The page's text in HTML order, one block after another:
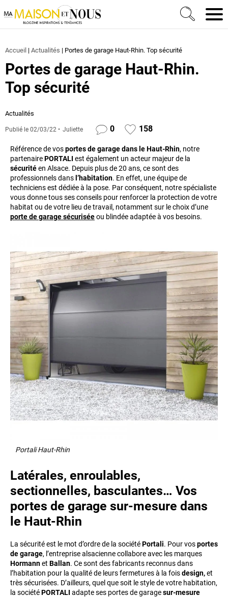
Ma Maison et Nous Construction, rénovation &
Accueil | Actualités | Portes de garage Haut-Rhin. Top sécurité
Portes de garage Haut-Rhin.
Top sécurité
Actualités
Publié le 02/03/22 Juliette 0 158
Référence de vosportes de garage dans le Haut-Rhin, notre
partenairePORTALI est également un acteur majeur de la
sécuritéen Alsace. Depuis plus de 20 ans, ce sont des
professionnels dans l’habitation. En effet, une équipe de
techniciens est dédiée à la pose. Par conséquent, notre spécialiste
vous donne tous ses conseils pour renforcer la protection de votre
habitat ou de votre lieu de travail, notamment sur le choix d’une
porte de garage sécuriséeou blindée adaptée à vos besoins.
Portali Haut-Rhin
Latérales, enroulables,
sectionnelles, basculantes… Vos
portes de garage sur-mesure dans
le Haut-Rhin
La sécurité est le mot d’ordre de la sociétéPortali. Pour vosportes
de garage, l’entreprise alsacienne collabore avec les marques
Hormannet Ballan. Ce sont des fabricants reconnus dans
l’habitation pour la qualité de leurs fermetures à la foisdesign,et
très sécurisées. D’ailleurs, quel que soit le style de votre habitation,
la sociétéPORTALI adapte ses portes de garagesur-mesure